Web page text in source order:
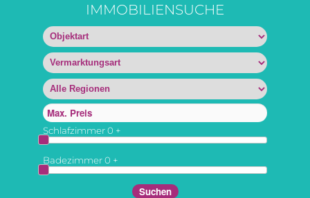
IMMOBILIENSUCHE
Schlafzimmer0 +
Badezimmer0 +